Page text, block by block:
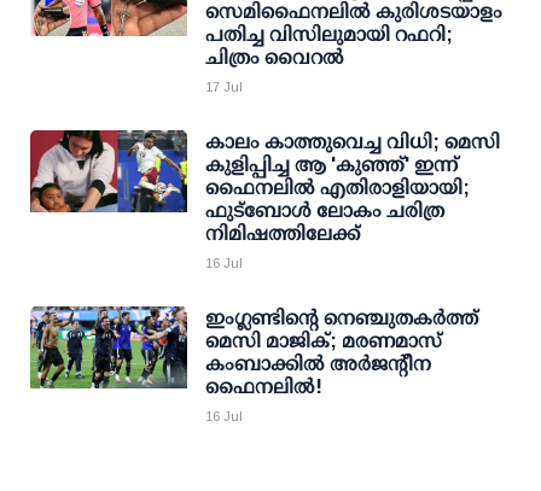
സെമിഫൈനലിൽ കുരിശടയാളം
പതിച്ച വിസിലുമായി റഫറി;
ചിത്രം വൈറൽ
17 Jul
കാലം കാത്തുവെച്ച വിധി; മെസി
കുളിപ്പിച്ച ആ 'കുഞ്ഞ്' ഇന്ന്
ഫൈനലിൽ എതിരാളിയായി;
ഫുട്ബോൾ ലോകം ചരിത്ര
നിമിഷത്തിലേക്ക്
16 Jul
ഇംഗ്ലണ്ടിന്റെ നെഞ്ചുതകര്‍ത്ത്
മെസി മാജിക്; മരണമാസ്
കംബാക്കില്‍ അര്‍ജന്റീന
ഫൈനലില്‍!
16 Jul